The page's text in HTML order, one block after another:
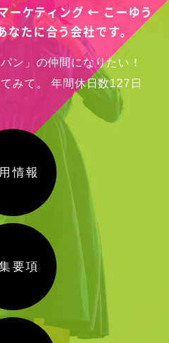
ーケティング ← こーゆう
なたに合う会社です。
ン」の仲間になりたい！
みて。
年間休日数127日
情報
要項